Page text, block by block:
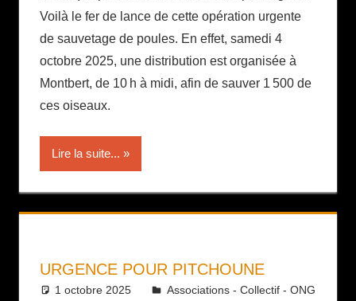
Voilà le fer de lance de cette opération urgente
de sauvetage de poules. En effet, samedi 4
octobre 2025, une distribution est organisée à
Montbert, de 10 h à midi, afin de sauver 1 500 de
ces oiseaux.
Lire la suite...
URGENCE POUR PITCHOUNE
1 octobre 2025 Daniel
Associations - Collectif - ONG